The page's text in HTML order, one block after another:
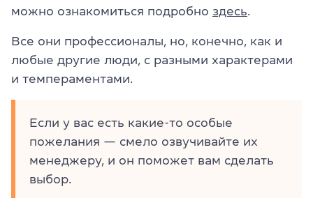
можно ознакомиться подробно здесь.
Все они профессионалы, но, конечно, как и
любые другие люди, с разными характерами
и темпераментами.
Если у вас есть какие-то особые
пожелания — смело озвучивайте их
менеджеру, и он поможет вам сделать
выбор.